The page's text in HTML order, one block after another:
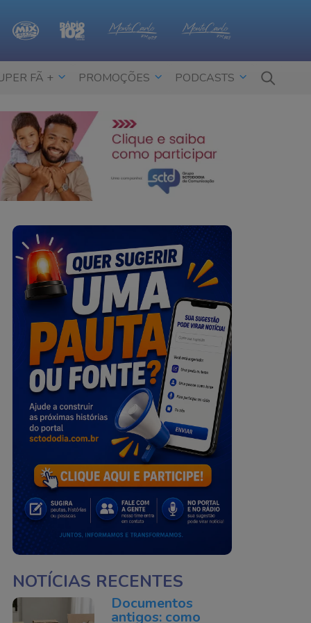
FÃ + PROMOÇÕES PODCASTS
NOTÍCIAS RECENTES
Documentos
antigos: como